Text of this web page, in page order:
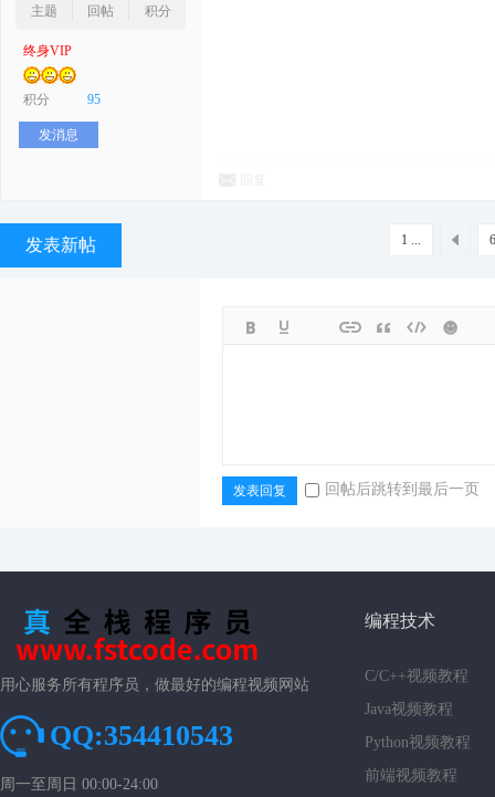
主题
回帖
积分
终身VIP
积分 95
发消息
1 ...
发表新帖
发表回复 回帖后跳转到最后一页
用心服务所有程序员，做最好的编程视频网站
QQ:354410543
周一至周日 00:00-24:00
编程技术
C/C++视频教程
Java视频教程
Python视频教程
前端视频教程